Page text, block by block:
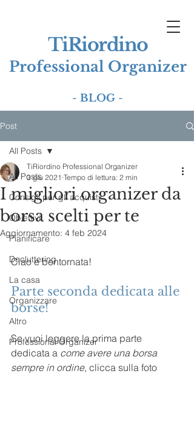
TiRiordino
Professional Organizer
- BLOG -
Post
All Posts
Consigli per gli acquisti
Obiettivi
Pianificare
Decluttering
La casa
Organizzare
Altro
Professional Organizer
All Posts
I migliori organizer da
borsa scelti per te
TiRiordino Professional Organizer
3 giu 2021 Tempo di lettura: 2 min
Aggiornamento: 4 feb 2024
Ciao e bentornata!
Parte seconda dedicata alle
borse!
Se vuoi leggere la prima parte
dedicata a come avere una borsa
sempre in ordine, clicca sulla foto